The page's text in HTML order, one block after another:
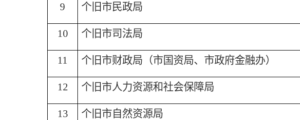
9 个旧市民政局
10 个旧市司法局
11 个旧市财政局（市国资局、市政府金融办）
12 个旧市人力资源和社会保障局
13 个旧市自然资源局